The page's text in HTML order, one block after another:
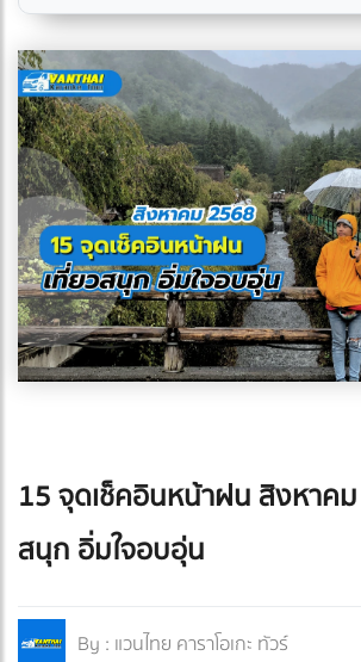
15 จุดเช็คอินหน้าฝน สิงหาค
สนุก อิ่มใจอบอุ่น
By : แวนไทย คาราโอเกะ ทัวร์